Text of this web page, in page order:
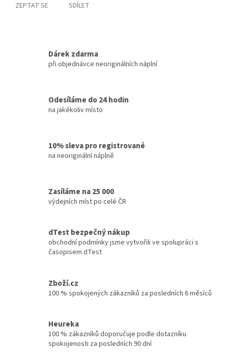
ZEPTAT SE SDÍLET
Dárek zdarma
při objednávce neoriginálních náplní
Odesíláme do 24 hodin
na jakékoliv místo
10% sleva pro registrované
na neoriginální náplně
Zasíláme na 25 000
výdejních míst po celé ČR
dTest bezpečný nákup
obchodní podmínky jsme vytvořili ve spolupráci s
časopisem dTest
Zboží.cz
100 % spokojených zákazníků za posledních 6 měsíců
Heureka
100 % zákazníků doporučuje podle dotazníku
spokojenosti za posledních 90 dní